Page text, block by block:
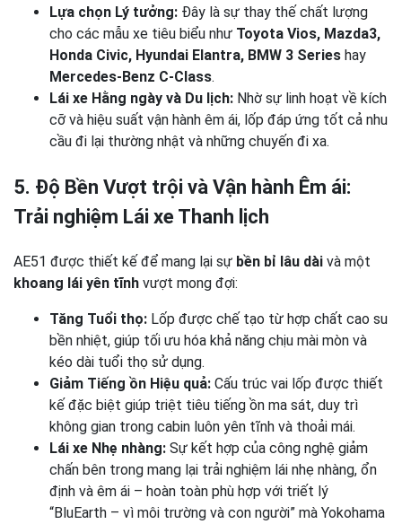
Lựa chọn Lý tưởng: Đây là sự thay thế chất lượng
cho các mẫu xe tiêu biểu như Toyota Vios, Mazda3,
Honda Civic, Hyundai Elantra, BMW 3 Series hay
Mercedes-Benz C-Class.
Lái xe Hằng ngày và Du lịch: Nhờ sự linh hoạt về kích
cỡ và hiệu suất vận hành êm ái, lốp đáp ứng tốt cả nhu
cầu đi lại thường nhật và những chuyến đi xa.
5. Độ Bền Vượt trội và Vận hành Êm ái:
Trải nghiệm Lái xe Thanh lịch
AE51 được thiết kế để mang lại sự bền bỉ lâu dài và một
khoang lái yên tĩnh vượt mong đợi:
Tăng Tuổi thọ: Lốp được chế tạo từ hợp chất cao su
bền nhiệt, giúp tối ưu hóa khả năng chịu mài mòn và
kéo dài tuổi thọ sử dụng.
Giảm Tiếng ồn Hiệu quả: Cấu trúc vai lốp được thiết
kế đặc biệt giúp triệt tiêu tiếng ồn ma sát, duy trì
không gian trong cabin luôn yên tĩnh và thoải mái.
Lái xe Nhẹ nhàng: Sự kết hợp của công nghệ giảm
chấn bên trong mang lại trải nghiệm lái nhẹ nhàng, ổn
định và êm ái – hoàn toàn phù hợp với triết lý
“BluEarth – vì môi trường và con người” mà Yokohama